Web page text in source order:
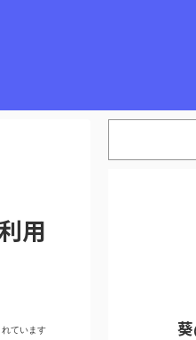
用
ています